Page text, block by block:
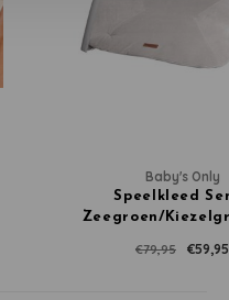
Baby's Only
Speelkleed
Zeegroen/
€79,95 €59,95